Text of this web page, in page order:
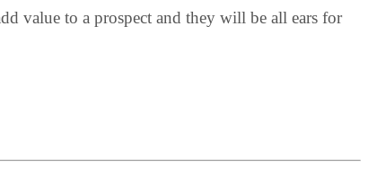
value to a prospect and they will be all ears for